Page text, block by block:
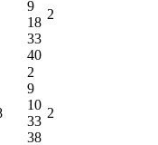
9
18
33
40
2
2
9
10
33
38
2